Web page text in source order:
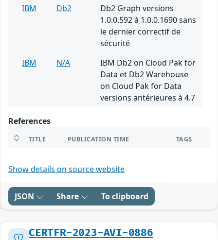
IBM Db2
Db2 Graph versions
1.0.0.592 à 1.0.0.1690 sans
le dernier correctif de
sécurité
IBM
N/A
IBM Db2 on Cloud Pak for
Data et Db2 Warehouse
on Cloud Pak for Data
versions antérieures à 4.7
References
TITLE PUBLICATION TIME TAGS
Show details on source website
JSON Share To clipboard
CERTFR-2023-AVI-0886